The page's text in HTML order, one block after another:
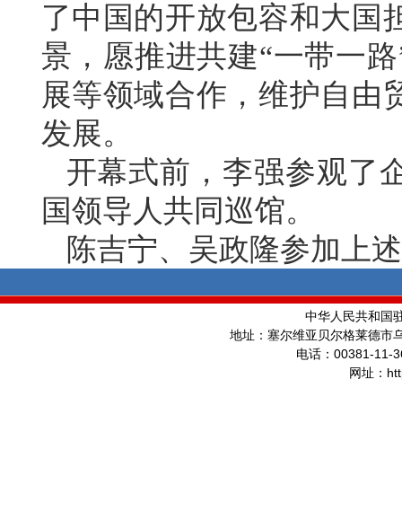
了中国的开放包容和大国
景，愿推进共建“一带一
展等领域合作，维护自由
发展。
开幕式前，李强参观了
国领导人共同巡馆。
陈吉宁、吴政隆参加上
中华人民共和国
地址：塞尔维亚贝尔格莱德市
电话： 00381-11-
网址：